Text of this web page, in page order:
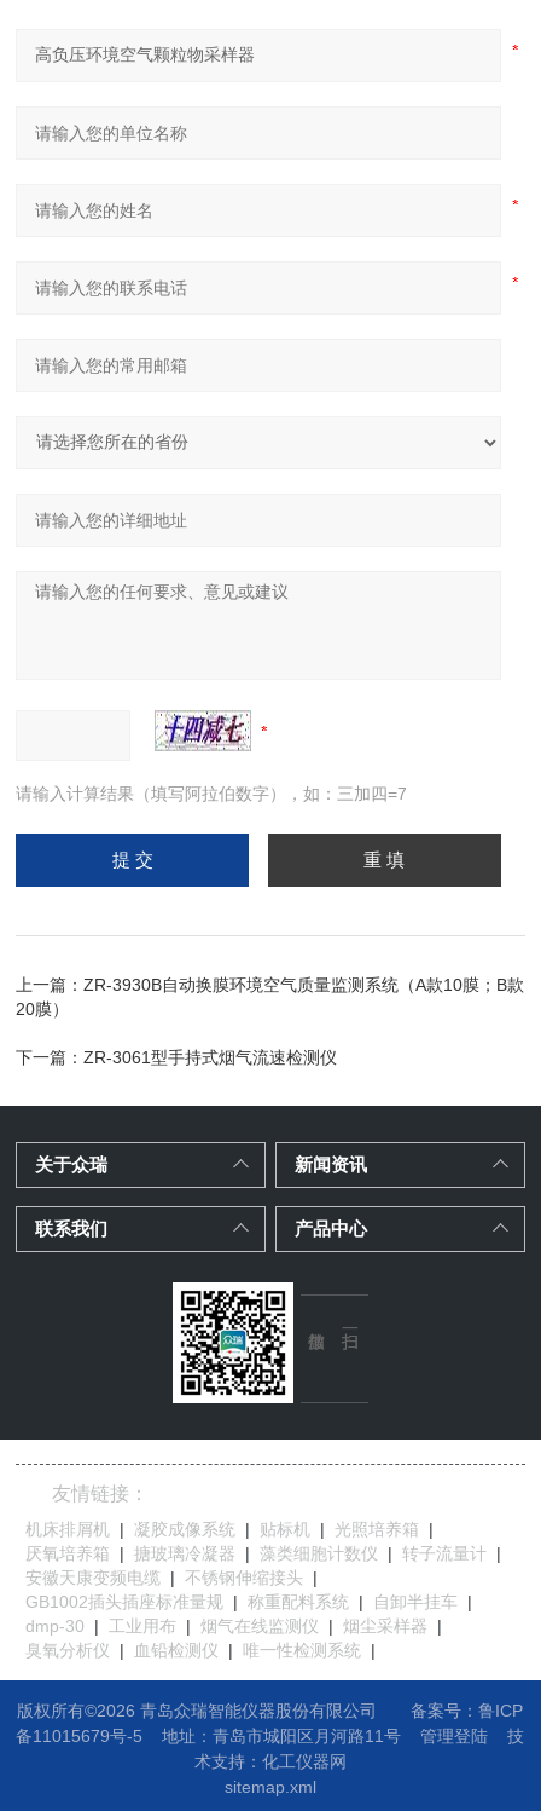
请输入计算结果（填写阿拉伯数字），如：三加四=7
上一篇：ZR-3930B自动换膜环境空气质量监测系统（A款10膜；B款
20膜）
下一篇：ZR-3061型手持式烟气流速检测仪
关于众瑞 新闻资讯
联系我们 产品中心
友情链接：
机床排屑机 | 凝胶成像系统 | 贴标机 | 光照培养箱
|
厌氧培养箱
| 搪玻璃冷凝器 | 藻类细胞计数仪 | 转子流量计 |
安徽天康变频电缆
| 不锈钢伸缩接头
|
GB1002插头插座标准量规 | 称重配料系统 | 自卸半挂车
|
dmp-30
| 工业用布 | 烟气在线监测仪 | 烟尘采样器
|
臭氧分析仪
| 血铅检测仪 | 唯一性检测系统 |
版权所有©2026 青岛众瑞智能仪器股份有限公司
备案号：鲁ICP
备11015679号-5
地址：青岛市城阳区月河路11号 管理登陆 技
术支持： 化工仪器网
sitemap.xml